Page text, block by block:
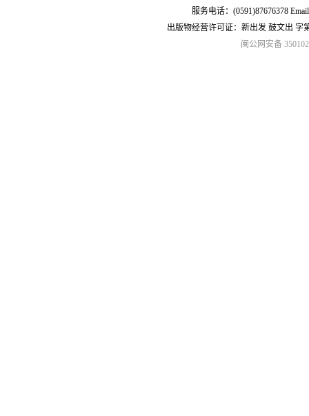
服务电话：(0591)87676378
出版物经营许可证：新出发 鼓文出
闽公网安备